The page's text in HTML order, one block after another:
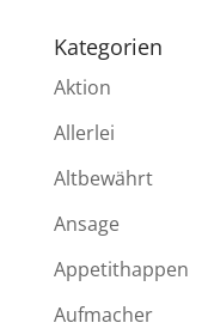
Kategorien
Aktion
Allerlei
Altbewährt
Ansage
Appetithappen
Aufmacher